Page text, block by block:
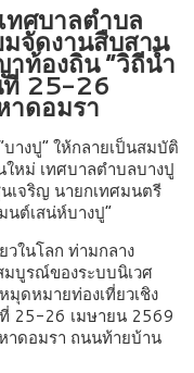
ทศบาลตำบล
มจัดงานสืบสาน
ท้องถิ่น “วิถีน้ำ
ที่ 25-26
าดอมรา
างปู” ให้กลายเป็นสมบัติ
หม่ เทศบาลตำบลบางปู
เจริญ นายกเทศมนตรี
นต์เสน่ห์บางปู”
ในโลก ท่ามกลาง
บูรณ์ของระบบนิเวศ
ดหมายท่องเที่ยวเชิง
25-26 เมษายน 2569
าดอมรา ถนนท้ายบ้าน